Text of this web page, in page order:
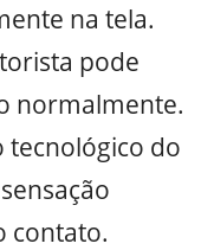
na tela.
pode
normalmente.
tecnológico do
contato.